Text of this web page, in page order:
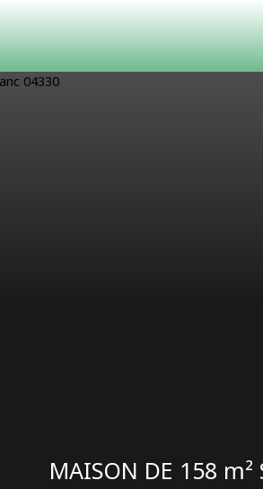
MAISON DE 158 m²